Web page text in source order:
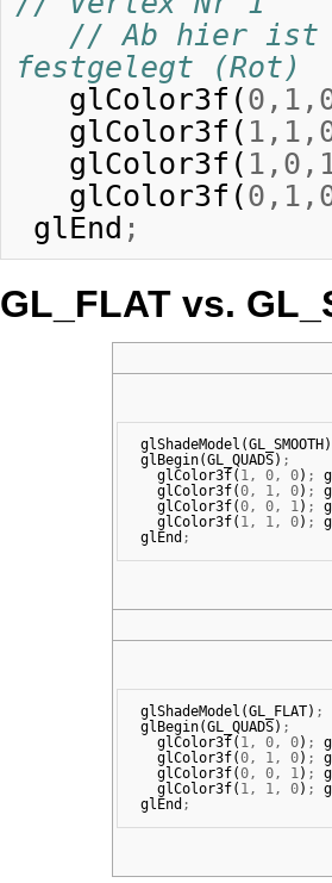
// Ab hier ist
festgelegt (Rot)
glColor3f (0 , 1 ,
glColor3f ( 1 , 1 ,
glColor3f ( 1 , 0 ,
glColor3f (0 , 1 ,
glEnd ;
GL_FLAT vs.
glShadeModel (GL_SMOOTH )
glBegin(GL_QUADS) ;
glColor3f( 1, 0, 0) ;
glColor3f(0, 1, 0) ;
glColor3f(0, 0, 1) ;
glColor3f( 1, 1, 0) ;
glEnd ;
glShadeModel (GL_FLAT) ;
glBegin(GL_QUADS) ;
glColor3f( 1, 0, 0) ;
glColor3f(0, 1, 0) ;
glColor3f(0, 0, 1) ;
glColor3f( 1, 1, 0) ;
glEnd ;